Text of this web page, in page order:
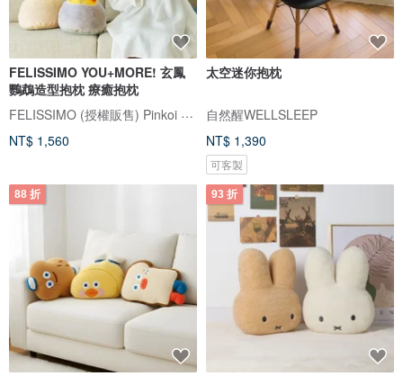
FELISSIMO YOU+MORE! 玄鳳
鸚鵡造型抱枕 療癒抱枕
FELISSIMO (授權販售) Pinkoi 品牌形象館
NT$ 1,560
太空迷你抱枕
自然醒WELLSLEEP
NT$ 1,390
可客製
88 折 93 折